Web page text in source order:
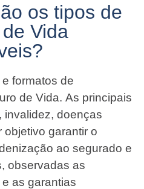
os tipos de
Vida
formatos de
de Vida. As principais
invalidez, doenças
garantir o
ao segurado e
observadas as
as garantias